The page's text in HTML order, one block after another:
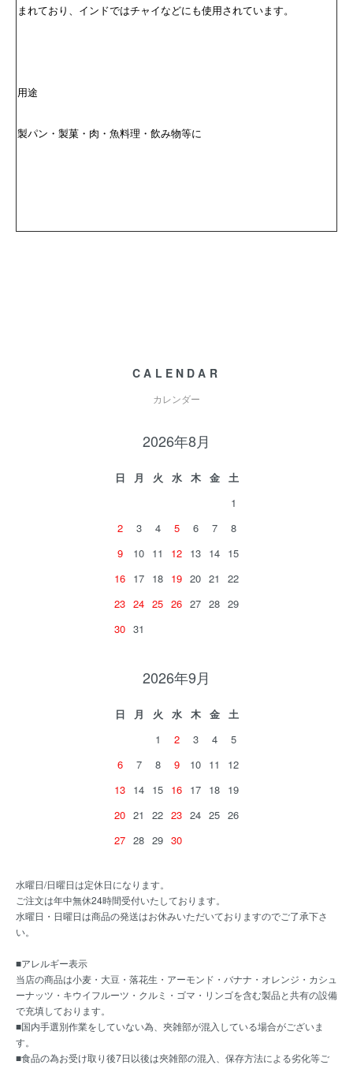
まれており、インドではチャイなどにも使用されています。
用途
製パン・製菓・肉・魚料理・飲み物等に
CALENDAR
カレンダー
2026年8月
日 月 火 水 木 金
土
1
2
3 4 5 6 7
8
9
10 11 12 13 14 15
16 17 18 19 20 21
22
23 24 25 26 27 28 29
30 31
2026年9月
日 月 火 水 木 金
土
1
2 3 4
5
6
7 8 9 10 11
12
13 14 15 16 17 18 19
20 21 22 23 24 25 26
27 28 29 30
水曜日/日曜日は定休日になります。
ご注文は年中無休24時間受付いたしております。
水曜日・日曜日は商品の発送はお休みいただいておりますのでご了承下さ
い。
■アレルギー表示
当店の商品は小麦・大豆・落花生・アーモンド・バナナ・オレンジ・カシュ
ーナッツ・キウイフルーツ・クルミ・ゴマ・リンゴを含む製品と共有の設備
で充填しております。
■国内手選別作業をしていない為、夾雑部が混入している場合がございま
す。
■食品の為お受け取り後7日以後は夾雑部の混入、保存方法による劣化等ご